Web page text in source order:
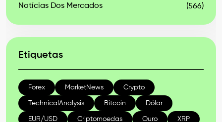
Notícias Dos Mercados (566)
Etiquetas
Forex MarketNews Crypto
TechnicalAnalysis Bitcoin Dólar
EUR/USD Criptomoedas Ouro XRP